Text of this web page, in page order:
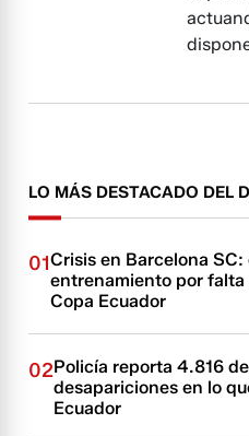
LO MÁS DESTACADO DEL
01Crisis en Barcelona
entrenamiento por falta
Copa Ecuador
02Policía reporta 4.816
desapariciones en lo
Ecuador